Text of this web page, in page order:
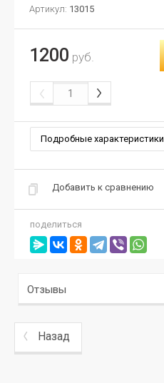
Артикул: 13015
1200 руб.
Подробные характеристики
Добавить к сравнению
поделиться
Отзывы
Назад